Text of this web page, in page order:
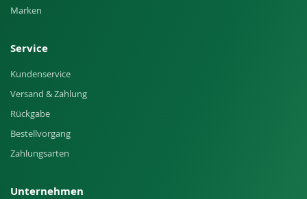
Marken
Service
Kundenservice
Versand & Zahlung
Rückgabe
Bestellvorgang
Zahlungsarten
Unternehmen